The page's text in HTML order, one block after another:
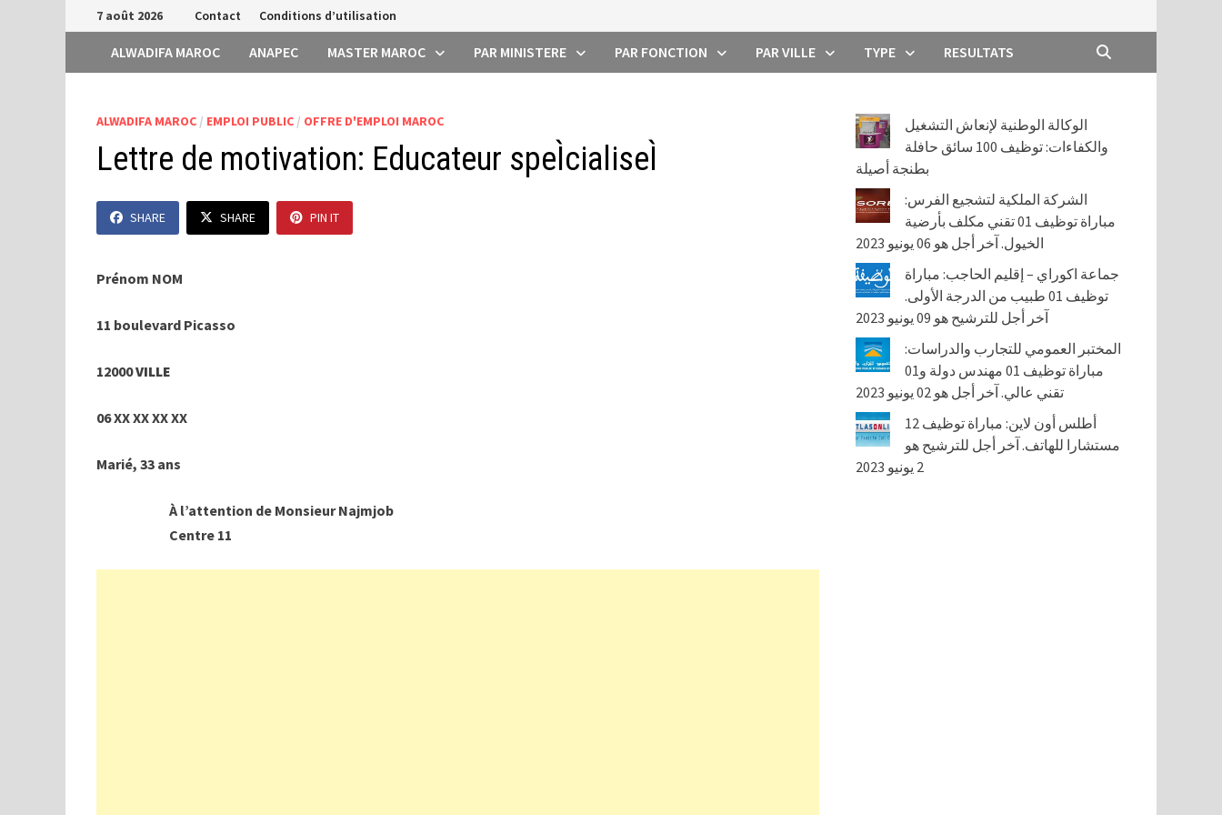
Passer
au
contenu
7 août 2026 Contact Conditions d’utilisation
ALWADIFA MAROC ANAPEC MASTER MAROC PAR MINISTERE PAR FONCTION PAR VILLE TYPE RESULTATS
ALWADIFA MAROC / EMPLOI PUBLIC / OFFRE D'EMPLOI MAROC
Lettre de motivation: Educateur speÌcialiseÌ
SHARE SHARE PIN IT
Prénom NOM
11 boulevard Picasso
12000VILLE
06XX XX XX XX
Marié, 33 ans
À l’attention de Monsieur Najmjob
Centre 11
الوكالة الوطنية لإنعاش التشغيل
والكفاءات: توظيف 100 سائق حافلة
بطنجة أصيلة
الشركة الملكية لتشجيع الفرس:
مباراة توظيف 01 تقني مكلف بأرضية
الخيول. آخر أجل هو 06 يونيو 2023
جماعة اكوراي – إقليم الحاجب: مباراة
توظيف 01 طبيب من الدرجة الأولى.
آخر أجل للترشيح هو 09 يونيو 2023
المختبر العمومي للتجارب والدراسات:
مباراة توظيف 01 مهندس دولة و01
تقني عالي. آخر أجل هو 02 يونيو 2023
أطلس أون لاين: مباراة توظيف 12
مستشارا للهاتف. آخر أجل للترشيح هو
2 يونيو 2023